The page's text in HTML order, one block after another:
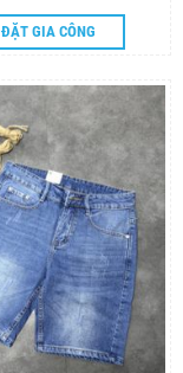
ĐẶT GIA CÔNG